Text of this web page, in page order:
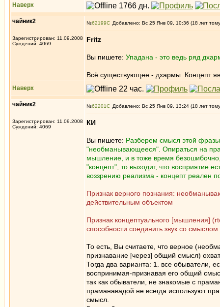
Наверх
чайник2
Зарегистрирован: 11.09.2008
Суждений: 4069
№62199 Добавлено: Вс 25 Янв 09, 10:36 (18 лет
Fritz
Вы пишете: Упадана - это ведь ряд
Всё существующее - дхармы. Концепт
Наверх
чайник2
Зарегистрирован: 11.09.2008
Суждений: 4069
№62201 Добавлено: Вс 25 Янв 09, 13:24 (18 лет
КИ
Вы пишете: Разберем смысл этой
"необманывающееся". Опираться на
мышление, и в тоже время
"концепт", то выходит, что восприятие
воззрению реализма - концепт реален
Признак верного познания:
действительным объектом
Признак концептуального [мышления]
способности соединить звук со смыслом
То есть, Вы считаете, что верное
признавание [через] общий смысл)
Тогда два варианта: 1. все обыватели,
воспринимая-признавая его общий
так как обыватели, не знакомые с
праманавадой не всегда используют
смысл.